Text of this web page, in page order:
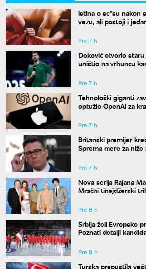
Istina o se*su nakon
vezu, ali postoji i
Pre 7 h
Đoković otvorio staru
uništio na vrhuncu
Pre 7 h
Tehnološki giganti
optužio OpenAI za
Pre 7 h
Britanski premijer
Sprema mere za
Pre 7 h
Nova serija Rajana
Mračni tinejdžerski
Pre 8 h
Srbija želi Evropsko
Poznati detalji
Pre 8 h
Turska prepustila